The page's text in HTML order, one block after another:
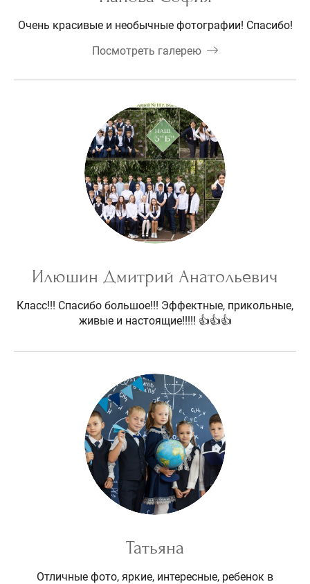
Очень красивые и необычные фотографии! Спасибо!
Посмотреть галерею
Илюшин Дмитрий Анатольевич
Класс!!! Спасибо большое!!! Эффектные, прикольные,
живые и настоящие!!!!! 👍👍👍
Татьяна
Отличные фото, яркие, интересные, ребенок в